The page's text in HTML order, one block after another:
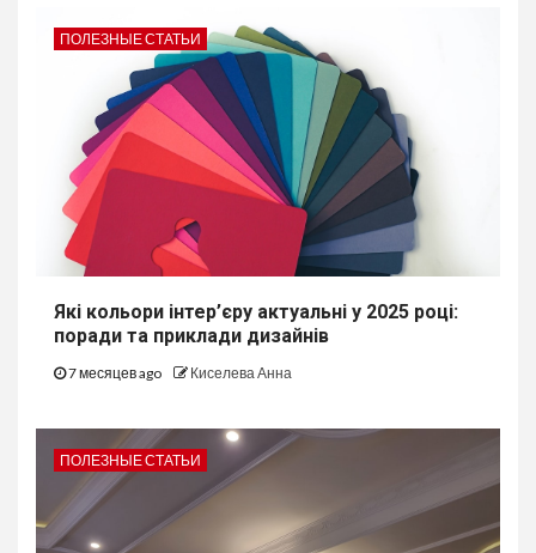
ПОЛЕЗНЫЕ СТАТЬИ
Які кольори інтер’єру актуальні у 2025 році:
поради та приклади дизайнів
7 месяцев ago Киселева Анна
ПОЛЕЗНЫЕ СТАТЬИ